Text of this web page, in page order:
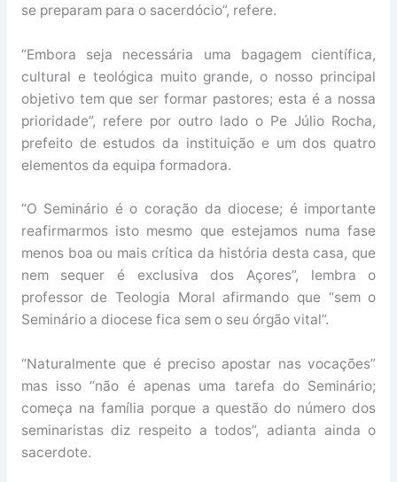
se preparam para o sacerdócio”, refere.
“Embora seja necessária uma bagagem científica,
cultural e teológica muito grande, o nosso principal
objetivo tem que ser formar pastores; esta é a nossa
prioridade”, refere por outro lado o Pe Júlio Rocha,
prefeito de estudos da instituição e um dos quatro
elementos da equipa formadora.
“O Seminário é o coração da diocese; é importante
reafirmarmos isto mesmo que estejamos numa fase
menos boa ou mais crítica da história desta casa, que
nem sequer é exclusiva dos Açores”, lembra o
professor de Teologia Moral afirmando que “sem o
Seminário a diocese fica sem o seu órgão vital”.
“Naturalmente que é preciso apostar nas vocações”
mas isso “não é apenas uma tarefa do Seminário;
começa na família porque a questão do número dos
seminaristas diz respeito a todos”, adianta ainda o
sacerdote.